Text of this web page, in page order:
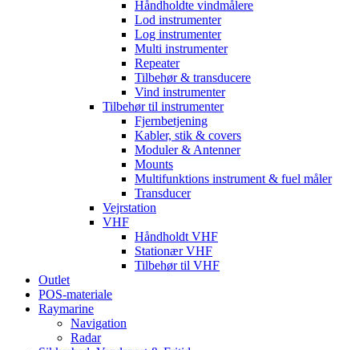
Håndholdte vindmålere
Lod instrumenter
Log instrumenter
Multi instrumenter
Repeater
Tilbehør & transducere
Vind instrumenter
Tilbehør til instrumenter
Fjernbetjening
Kabler, stik & covers
Moduler & Antenner
Mounts
Multifunktions instrument & fuel måler
Transducer
Vejrstation
VHF
Håndholdt VHF
Stationær VHF
Tilbehør til VHF
Outlet
POS-materiale
Raymarine
Navigation
Radar